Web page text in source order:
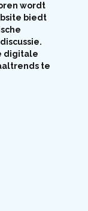
wordt
biedt
digitale
te